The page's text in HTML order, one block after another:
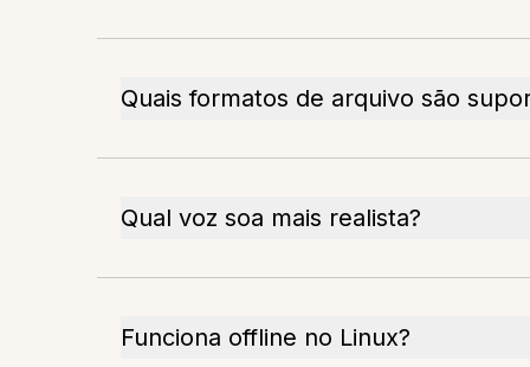
Quais formatos de arquivo são
Qual voz soa mais realista?
Funciona offline no Linux?